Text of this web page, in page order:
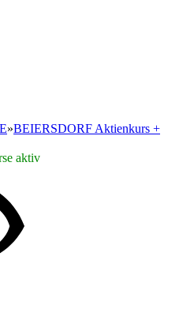
»BEIERSDORF Aktienkurs +
aktiv